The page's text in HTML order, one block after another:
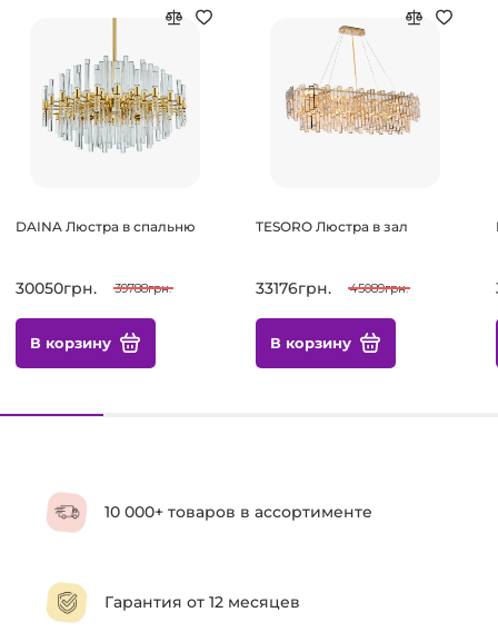
DAINA Люстра в спальню
30050грн. 39788грн.
В корзину
TESORO Люстра в зал
33176грн. 45089грн.
В корзину
10 000+ товаров в ассортименте
Гарантия от 12 месяцев